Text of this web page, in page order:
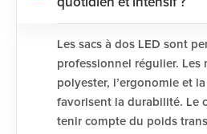
quotidien et intensif ?
Les sacs à dos LED sont
professionnel régulier. Les
polyester, l’ergonomie et
favorisent la durabilité. Le
tenir compte du poids